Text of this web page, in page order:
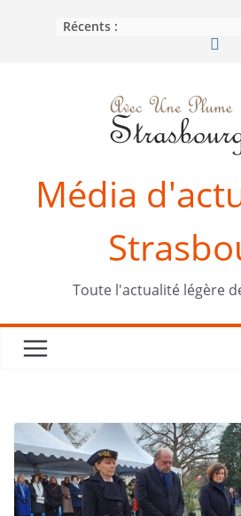
Récents :
Média
Toute l'actualité légère